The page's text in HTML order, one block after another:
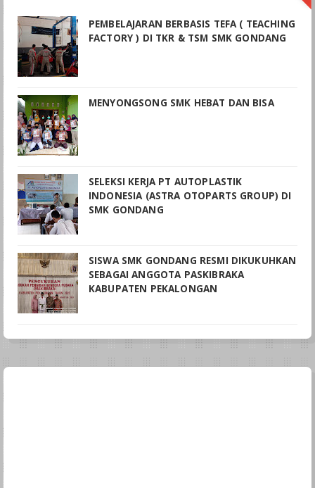
PEMBELAJARAN BERBASIS TEFA ( TEACHING
FACTORY ) DI TKR & TSM SMK GONDANG
MENYONGSONG SMK HEBAT DAN BISA
SELEKSI KERJA PT AUTOPLASTIK
INDONESIA (ASTRA OTOPARTS GROUP) DI
SMK GONDANG
SISWA SMK GONDANG RESMI DIKUKUHKAN
SEBAGAI ANGGOTA PASKIBRAKA
KABUPATEN PEKALONGAN